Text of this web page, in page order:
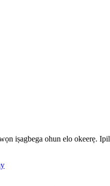
iṣagbega ohun elo okeerẹ.